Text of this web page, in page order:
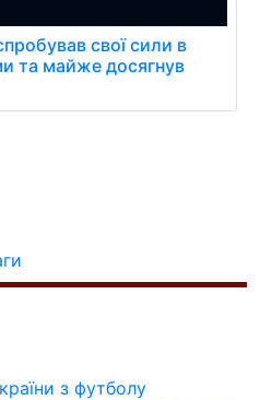
свої сили в
та майже досягнув
з футболу